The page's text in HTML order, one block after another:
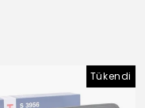
Tükendi